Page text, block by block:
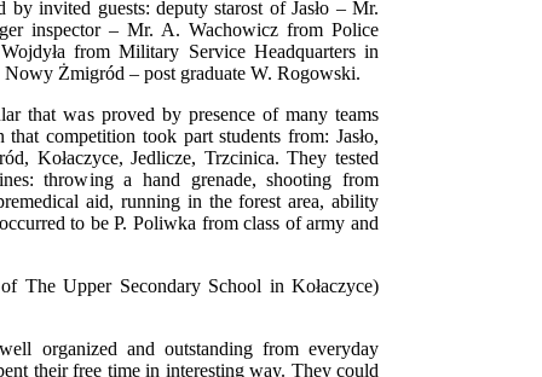
by invited guests: deputy starost of Jasło – Mr.
inspector – Mr. A. Wachowicz from Police
from Military Service Headquarters in
Nowy Żmigród – post graduate W. Rogowski.
that was proved by presence of many teams
competition took part students from: Jasło,
Kołaczyce, Jedlicze, Trzcinica. They tested
throwing a hand grenade, shooting from
aid, running in the forest area, ability
to be P. Poliwka from class of army and
The Upper Secondary School in Kołaczyce)
organized and outstanding from everyday
their free time in interesting way. They could